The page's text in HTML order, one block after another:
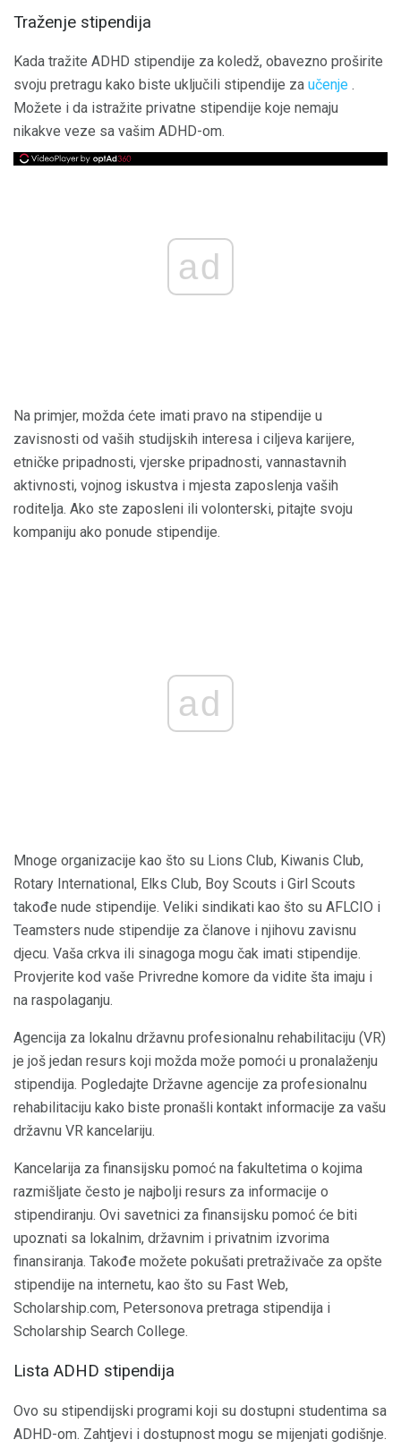
Traženje stipendija
Kada tražite ADHD stipendije za koledž, obavezno proširite
svoju pretragu kako biste uključili stipendije za učenje .
Možete i da istražite privatne stipendije koje nemaju
nikakve veze sa vašim ADHD-om.
ad
Na primjer, možda ćete imati pravo na stipendije u
zavisnosti od vaših studijskih interesa i ciljeva karijere,
etničke pripadnosti, vjerske pripadnosti, vannastavnih
aktivnosti, vojnog iskustva i mjesta zaposlenja vaših
roditelja. Ako ste zaposleni ili volonterski, pitajte svoju
kompaniju ako ponude stipendije.
ad
Mnoge organizacije kao što su Lions Club, Kiwanis Club,
Rotary International, Elks Club, Boy Scouts i Girl Scouts
takođe nude stipendije. Veliki sindikati kao što su AFLCIO i
Teamsters nude stipendije za članove i njihovu zavisnu
djecu. Vaša crkva ili sinagoga mogu čak imati stipendije.
Provjerite kod vaše Privredne komore da vidite šta imaju i
na raspolaganju.
Agencija za lokalnu državnu profesionalnu rehabilitaciju (VR)
je još jedan resurs koji možda može pomoći u pronalaženju
stipendija. Pogledajte Državne agencije za profesionalnu
rehabilitaciju kako biste pronašli kontakt informacije za vašu
državnu VR kancelariju.
Kancelarija za finansijsku pomoć na fakultetima o kojima
razmišljate često je najbolji resurs za informacije o
stipendiranju. Ovi savetnici za finansijsku pomoć će biti
upoznati sa lokalnim, državnim i privatnim izvorima
finansiranja. Takođe možete pokušati pretraživače za opšte
stipendije na internetu, kao što su Fast Web,
Scholarship.com, Petersonova pretraga stipendija i
Scholarship Search College.
Lista ADHD stipendija
Ovo su stipendijski programi koji su dostupni studentima sa
ADHD-om. Zahtjevi i dostupnost mogu se mijenjati godišnje.